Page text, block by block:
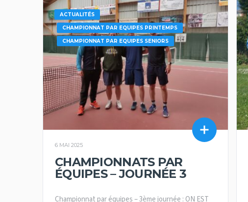
ACTUALITÉS
CHAMPIONNAT PAR EQUIPES PRINTEMPS
CHAMPIONNAT PAR EQUIPES SENIORS
6 MAI 2025
CHAMPIONNATS PAR
ÉQUIPES – JOURNÉE 3
Championnat par équipes – 3ème journée : ON EST